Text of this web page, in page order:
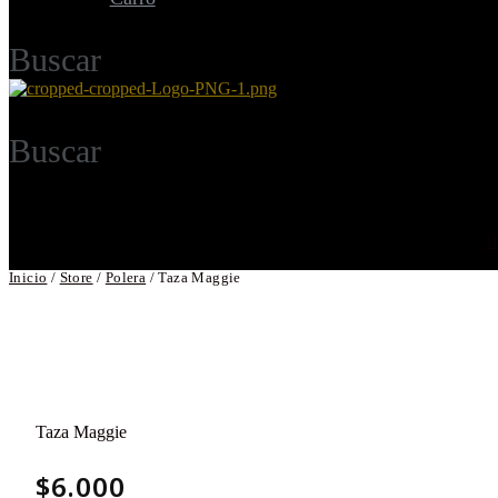
Buscar
Buscar
Inicio / Store / Polera /Taza Maggie
Taza Maggie
$6.000